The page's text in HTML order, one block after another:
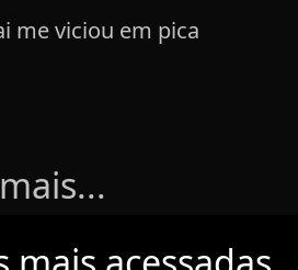
me viciou em pica
mais...